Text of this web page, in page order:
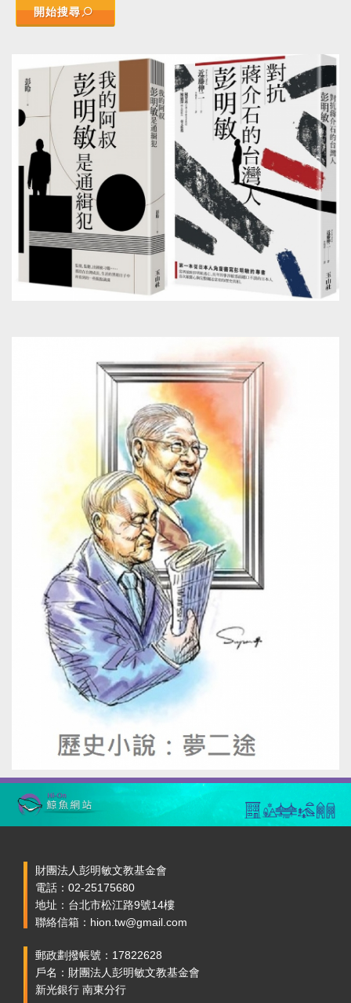
開始搜尋
財團法人彭明敏文教基金會
電話：02-25175680
地址：台北市松江路9號14樓
聯絡信箱：hion.tw@gmail.com
郵政劃撥帳號：17822628
戶名：財團法人彭明敏文教基金會
新光銀行 南東分行